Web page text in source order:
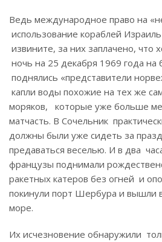
Ведь международное право на
использование кораблей
извините, за них заплачено, что
ночь на 25 декабря 1969 года на
поднялись «представители
капли воды похожие на тех же
моряков, которые уже больше
матчасть. В Сочельник
должны были уже сидеть за
предаваться веселью. И в два
французы поднимали
ракетных катеров без огней и
покинули порт Шербура и
море.
Их исчезновение обнаружили